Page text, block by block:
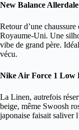
New Balance
Retour d’une
Royaume-Uni. Une
vibe de grand père.
vécu.
Nike Air Force 1 Low
La Linen, autrefois
beige, même Swoosh
japonaise faisait saliver